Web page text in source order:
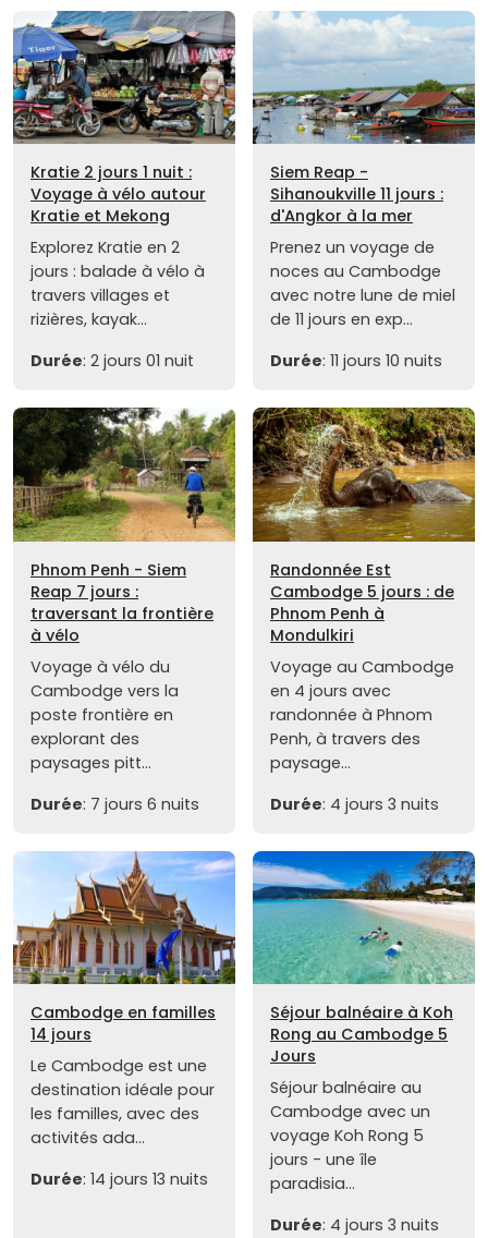
Kratie 2 jours 1 nuit :
Voyage à vélo autour
Kratie et Mekong
Explorez Kratie en 2
jours : balade à vélo à
travers villages et
rizières, kayak...
Durée: 2 jours 01 nuit
Siem Reap -
Sihanoukville 11 jours :
d'Angkor à la mer
Prenez un voyage de
noces au Cambodge
avec notre lune de miel
de 11 jours en exp...
Durée: 11 jours 10 nuits
Phnom Penh - Siem
Reap 7 jours :
traversant la frontière
à vélo
Voyage à vélo du
Cambodge vers la
poste frontière en
explorant des
paysages pitt...
Durée: 7 jours 6 nuits
Randonnée Est
Cambodge 5 jours : de
Phnom Penh à
Mondulkiri
Voyage au Cambodge
en 4 jours avec
randonnée à Phnom
Penh, à travers des
paysage...
Durée: 4 jours 3 nuits
Cambodge en familles
14 jours
Le Cambodge est une
destination idéale pour
les familles, avec des
activités ada...
Durée: 14 jours 13 nuits
Séjour balnéaire à Koh
Rong au Cambodge 5
Jours
Séjour balnéaire au
Cambodge avec un
voyage Koh Rong 5
jours - une île
paradisia...
Durée: 4 jours 3 nuits